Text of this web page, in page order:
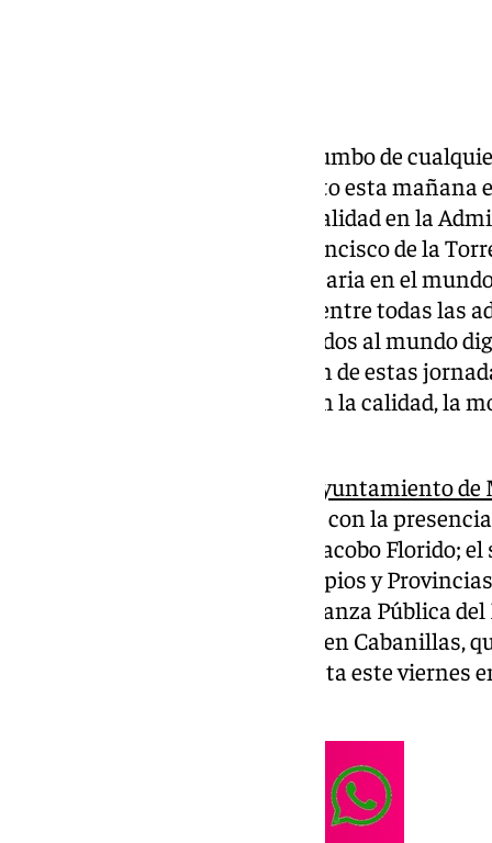
La revolución digital marca el rumbo de
mismo han puesto de manifiesto esta
Jornadas de Modernización y Calidad en la
las que el alcalde de Málaga, Francisco de la
transformación digital es necesaria en el
que disminuir la brecha digital entre todas las
los ciudadanos estén incorporados al mundo
el primer edil en la inauguración de estas
mesa aspectos relacionados con la calidad, la
Ayuntamiento de
en Málaga, ha contado también con la
Recursos Humanos y Calidad, Jacobo Florido;
Federación Española de Municipios y
y la directora general de Gobernanza Pública
Digital y Función Pública, Carmen Cabanillas,
jornadas que se desarrollan hasta este viernes